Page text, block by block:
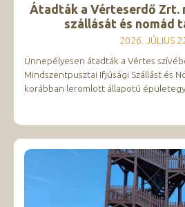
Átadták a Vérteserdő Zrt.
szállását és nomád
2026. JÚLIUS
Ünnepélyesen átadták a Vértes
Mindszentpusztai Ifjúsági Szállást és
korábban leromlott állapotú